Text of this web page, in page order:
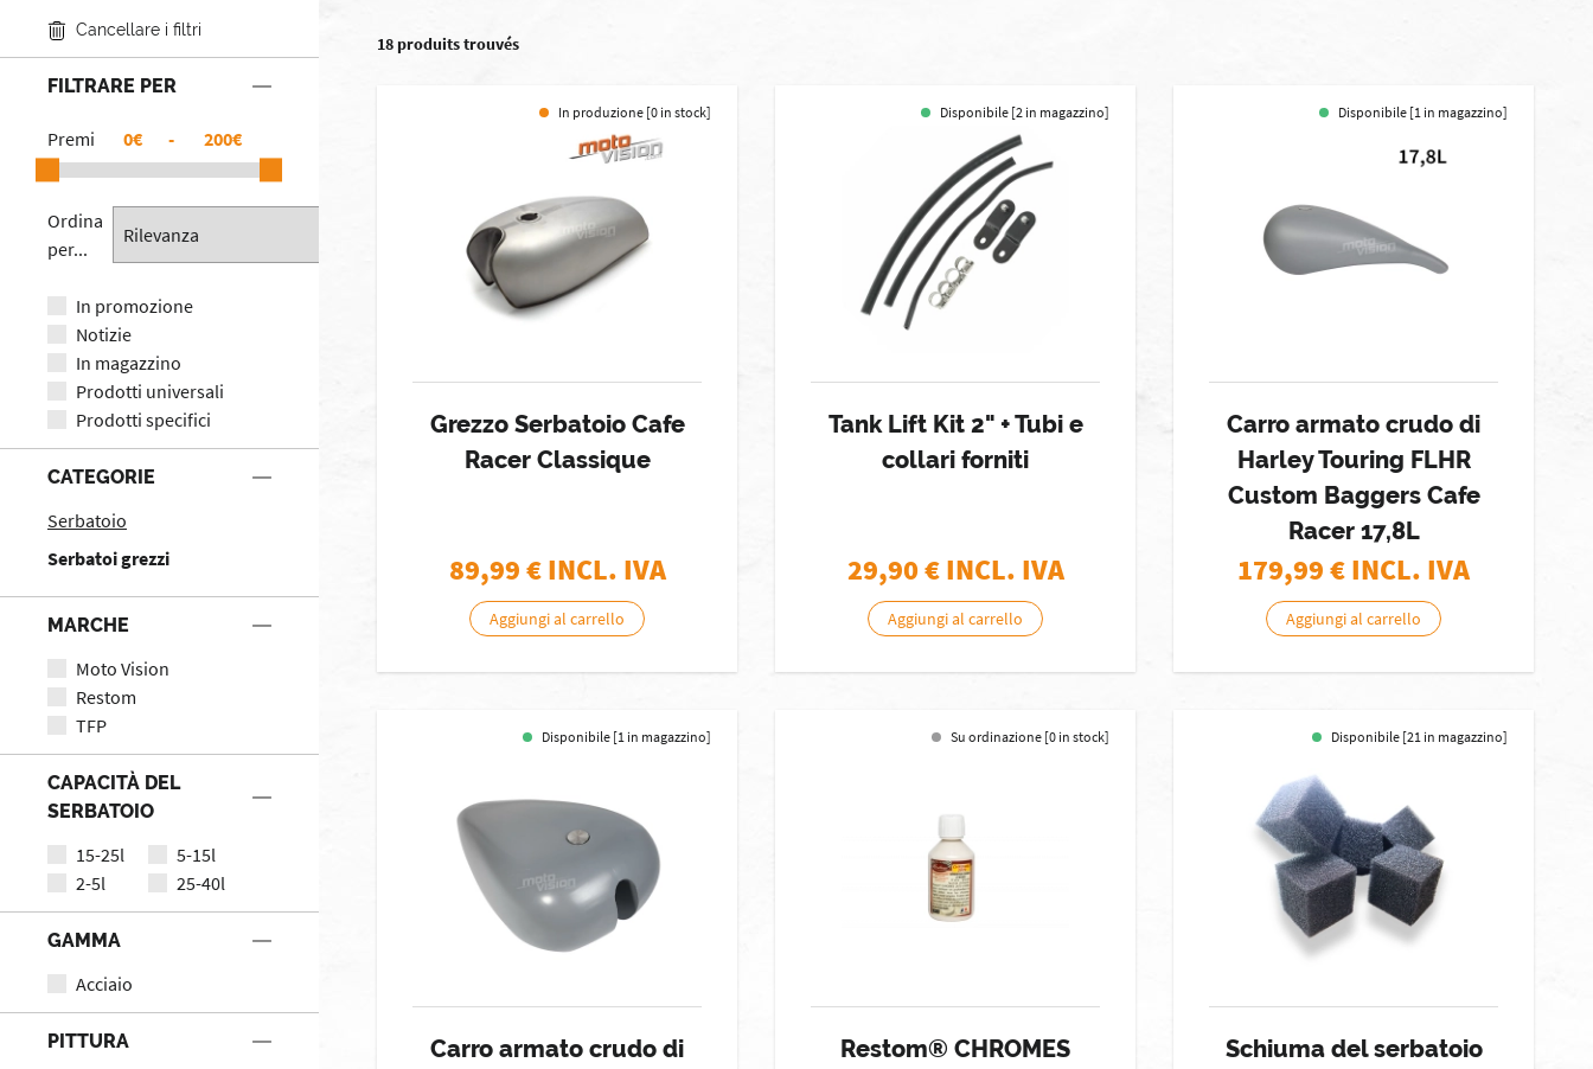
Cancellare i filtri
FILTRARE PER
Premi € - €
Ordina
per...
In promozione
Notizie
In magazzino
Prodotti universali
Prodotti specifici
CATEGORIE
Serbatoio
Serbatoi grezzi
MARCHE
Moto Vision
Restom
TFP
CAPACITÀ DEL
SERBATOIO
15-25l
5-15l
2-5l
25-40l
GAMMA
Acciaio
PITTURA
18 produits trouvés
In produzione [0 in stock]
Grezzo Serbatoio Cafe
Racer Classique
89,99€ INCL. IVA
Aggiungi al carrello
Disponibile [2 in magazzino]
Tank Lift Kit 2" + Tubi e
collari forniti
29,90€ INCL. IVA
Aggiungi al carrello
Disponibile [1 in magazzino]
Carro armato crudo di
Harley Touring FLHR
Custom Baggers Cafe
Racer 17,8L
179,99 € INCL. IVA
Aggiungi al carrello
Disponibile [1 in magazzino]
Carro armato crudo di
Su ordinazione [0 in stock]
Restom® CHROMES
Disponibile [21 in magazzino]
Schiuma del serbatoio